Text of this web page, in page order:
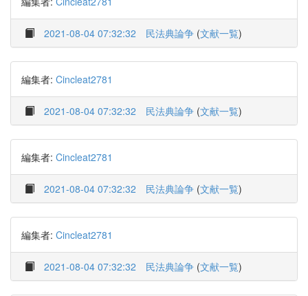
2021-08-04 07:32:32 民法典論争 (文献一覧)
編集者: Cincleat2781
2021-08-04 07:32:32 民法典論争 (文献一覧)
編集者: Cincleat2781
2021-08-04 07:32:32 民法典論争 (文献一覧)
編集者: Cincleat2781
2021-08-04 07:32:32 民法典論争 (文献一覧)